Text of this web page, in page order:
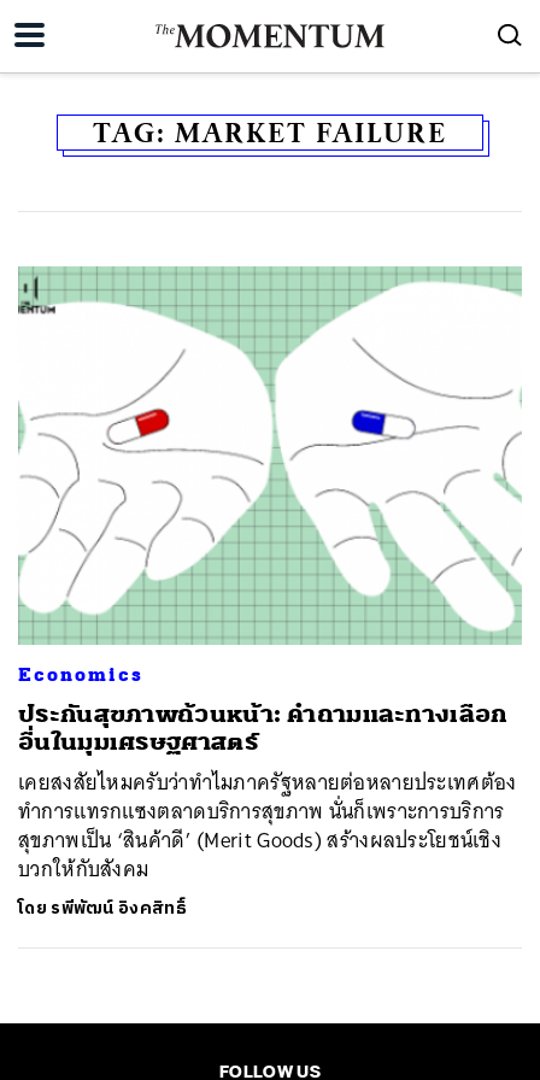
TAG: MARKET FAILURE
Economics
ประกันสุขภาพถ้วนหน้า: คำถามและทางเลือก
อื่นในมุมเศรษฐศาสตร์
เคยสงสัยไหมครับว่าทำไมภาครัฐหลายต่อหลายประเทศต้อง
ทำการแทรกแซงตลาดบริการสุขภาพ นั่นก็เพราะการบริการ
สุขภาพเป็น ‘สินค้าดี’ (Merit Goods) สร้างผลประโยชน์เชิง
บวกให้กับสังคม
โดย รพีพัฒน์ อิงคสิทธิ์
FOLLOW US
ค้นหา